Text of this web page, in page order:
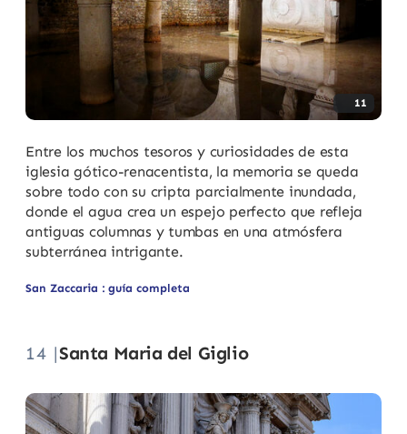
11
Entre los muchos tesoros y curiosidades de esta
iglesia gótico-renacentista, la memoria se queda
sobre todo con su cripta parcialmente inundada,
donde el agua crea un espejo perfecto que refleja
antiguas columnas y tumbas en una atmósfera
subterránea intrigante.
San Zaccaria : guía completa
14 |Santa Maria del Giglio